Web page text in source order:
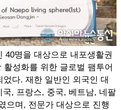
40명을 대상으로 내포생활권
활성화를 위한 글로벌 팸투어
다. 재한 일반인 외국인 대
, 프랑스, 중국, 베트남, 네팔
으며, 전문가 대상으로 진행